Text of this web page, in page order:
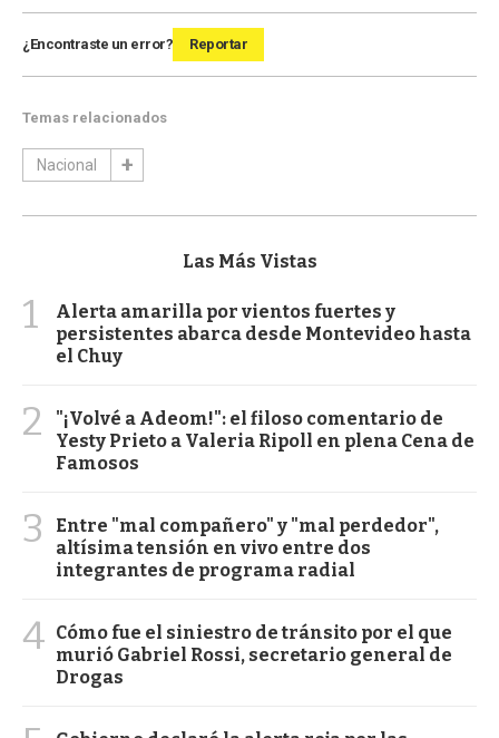
¿Encontraste un error? Reportar
Temas relacionados
Nacional
Las Más Vistas
1
Alerta amarilla por vientos fuertes y
persistentes abarca desde Montevideo hasta
el Chuy
2
"¡Volvé a Adeom!": el filoso comentario de
Yesty Prieto a Valeria Ripoll en plena Cena de
Famosos
3
Entre "mal compañero" y "mal perdedor",
altísima tensión en vivo entre dos
integrantes de programa radial
4 Cómo fue el siniestro de tránsito por el que
murió Gabriel Rossi, secretario general de
Drogas